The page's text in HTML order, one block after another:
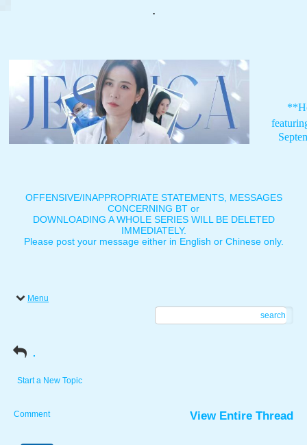
.
OFFENSIVE/INAPPROPRIATE STATEMENTS, MESSAGES
CONCERNING BT or
DOWNLOADING A WHOLE SERIES WILL BE DELETED
IMMEDIATELY.
Please post your message either in English or Chinese only.
Menu
search
.
Start a New Topic
Comment View Entire Thread